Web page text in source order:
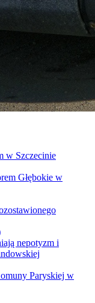
w Szczecinie
Głębokie w
nepotyzm i
Paryskiej w